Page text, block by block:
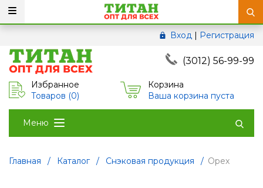
Вход | Регистрация
(3012) 56-99-99
Избранное
Товаров (0)
Корзина
Ваша корзина пуста
Меню
Главная / Каталог / Снэковая продукция / Орех